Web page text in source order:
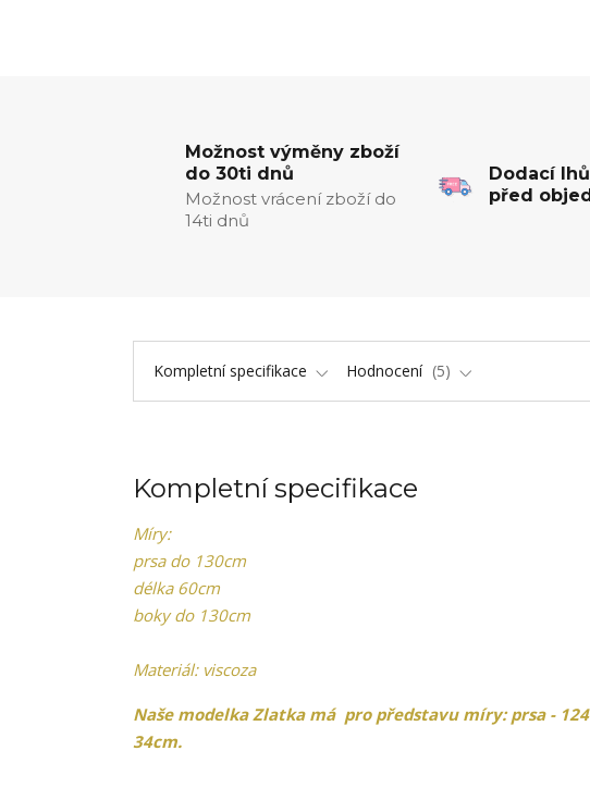
Možnost výměny zboží
do 30ti dnů
Možnost vrácení zboží do
14ti dnů
Dodací
před
Kompletní specifikace Hodnocení 5
Kompletní specifikace
Míry:
prsa do 130cm
délka 60cm
boky do 130cm
Materiál: viscoza
Naše modelka Zlatka má pro představu míry: prsa -
34cm.